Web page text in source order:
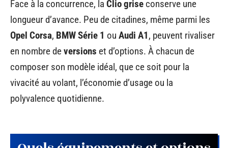
Face à la concurrence, la Clio grise conserve une
longueur d’avance. Peu de citadines, même parmi les
Opel Corsa, BMW Série 1 ou Audi A1, peuvent rivaliser
en nombre deversions et d’options. À chacun de
composer son modèle idéal, que ce soit pour la
vivacité au volant, l’économie d’usage ou la
polyvalence quotidienne.